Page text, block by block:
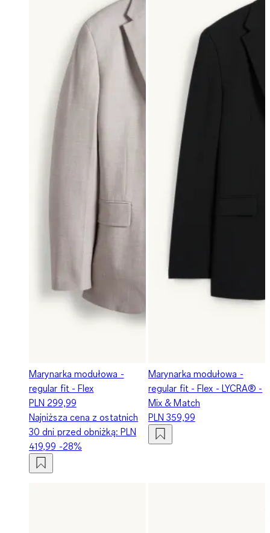
Marynarka modułowa -
regular fit - Flex
PLN 299,99
Najniższa cena z ostatnich
30 dni przed obniżką: PLN
419,99 -28%
Marynarka modułowa -
regular fit - Flex - LYCRA® -
Mix & Match
PLN 359,99